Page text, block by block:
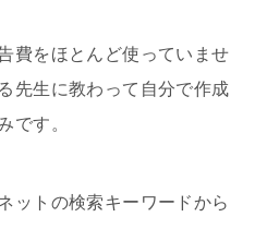
費をほとんど使っていませ
先生に教わって自分で作成
です。
ットの検索キーワードから